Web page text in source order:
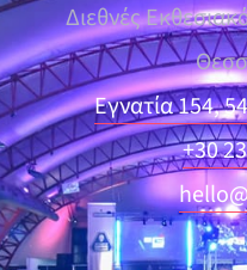
Διεθνές
Εγνατία 154,
+30